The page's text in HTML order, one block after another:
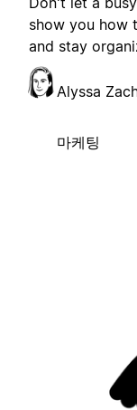
show you how
and stay
Alyssa
마케팅